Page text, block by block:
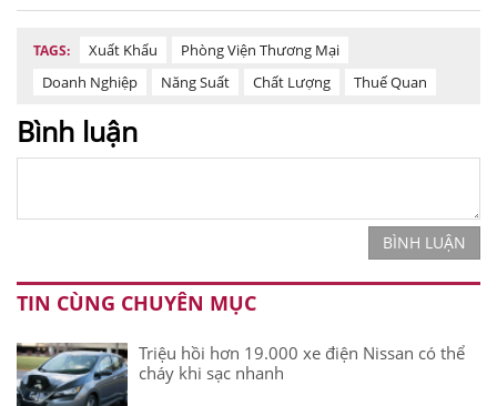
TAGS: Xuất Khẩu
Phòng Viện Thương Mại
Doanh Nghiệp
Năng Suất Chất Lượng Thuế Quan
Bình luận
BÌNH LUẬN
TIN CÙNG CHUYÊN MỤC
Triệu hồi hơn 19.000 xe điện Nissan có thể
cháy khi sạc nhanh